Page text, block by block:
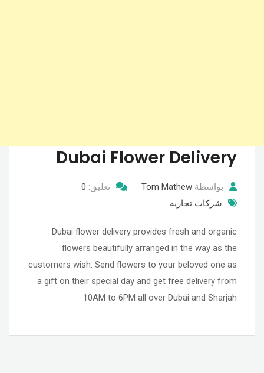
Dubai Flower Delivery
بواسطة Tom Mathew تعليق: 0
شركات تجاريه
Dubai flower delivery provides fresh and organic
flowers beautifully arranged in the way as the
customers wish. Send flowers to your beloved one as
a gift on their special day and get free delivery from
10AM to 6PM all over Dubai and Sharjah